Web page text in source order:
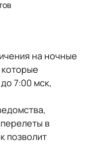
на ночные
7:00 мск,
в
позволит